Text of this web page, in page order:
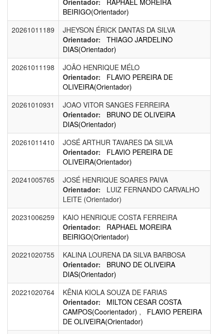
Orientador:
RAPHAEL MOREIRA
BEIRIGO(Orientador)
20261011189
JHEYSON ÉRICK DANTAS DA SILVA
Orientador:
THIAGO JARDELINO
DIAS(Orientador)
20261011198
JOÃO HENRIQUE MÉLO
Orientador:
FLAVIO PEREIRA DE
OLIVEIRA(Orientador)
20261010931
JOAO VITOR SANGES FERREIRA
Orientador:
BRUNO DE OLIVEIRA
DIAS(Orientador)
20261011410
JOSÉ ARTHUR TAVARES DA SILVA
Orientador:
FLAVIO PEREIRA DE
OLIVEIRA(Orientador)
20241005765
JOSÉ HENRIQUE SOARES PAIVA
Orientador: LUIZ FERNANDO CARVALHO
LEITE (Orientador)
20231006259
KAIO HENRIQUE COSTA FERREIRA
Orientador:
RAPHAEL MOREIRA
BEIRIGO(Orientador)
20221020755
KALINA LOURENA DA SILVA BARBOSA
Orientador:
BRUNO DE OLIVEIRA
DIAS(Orientador)
20221020764
KÊNIA KIOLA SOUZA DE FARIAS
Orientador:
MILTON CESAR COSTA
CAMPOS(Coorientador) , FLAVIO PEREIRA
DE OLIVEIRA(Orientador)